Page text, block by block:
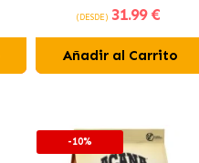
para Perros y Gatos
(DESDE) 31.99 €
Añadir al Carrito
-10%